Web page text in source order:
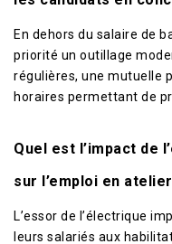
En dehors du salaire de
priorité un outillage
régulières, une mutuelle
horaires permettant de
Quel est l’impact de
sur l’emploi en
L’essor de l’électrique
leurs salariés aux